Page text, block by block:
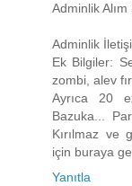
Adminlik
Adminlik
Ek Bilgiler:
zombi, alev
Ayrıca 20
Bazuka...
Kırılmaz ve
için buraya
Yanıtla